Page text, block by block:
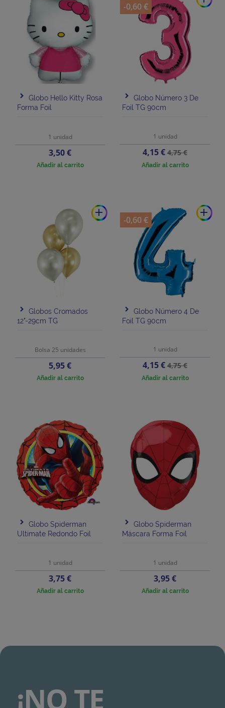
Globo Hello Kitty Rosa
Forma Foil
1 unidad
Precio
3,50 €
Añadir al carrito
Globo Número 3 De
Foil TG 90cm
1 unidad
Precio
4,15 €Precio
base
4,75 €
Añadir al carrito
-0,60 €
add
Globos Cromados
12"-29cm TG
Bolsa 25 unidades
Precio
5,95 €
Añadir al carrito
add
Globo Número 4 De
Foil TG 90cm
1 unidad
Precio
4,15 €Precio
base
4,75 €
Añadir al carrito
-0,60 €
Globo Spiderman
Ultimate Redondo Foil
1 unidad
Precio
3,75 €
Añadir al carrito
Globo Spiderman
Máscara Forma Foil
1 unidad
Precio
3,95 €
Añadir al carrito
¡NO TE